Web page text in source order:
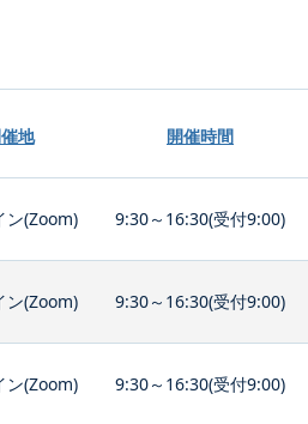
地 開催時間
ン(Zoom) 9:30～16:30(受付9:00)
ン(Zoom) 9:30～16:30(受付9:00)
ン(Zoom) 9:30～16:30(受付9:00)